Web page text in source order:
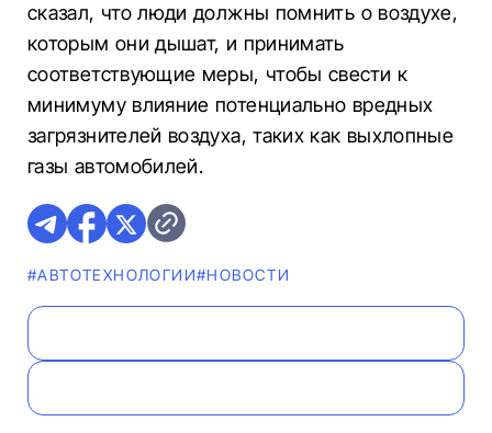
сказал, что люди должны помнить о воздухе,
которым они дышат, и принимать
соответствующие меры, чтобы свести к
минимуму влияние потенциально вредных
загрязнителей воздуха, таких как выхлопные
газы автомобилей.
#АВТОТЕХНОЛОГИИ#НОВОСТИ